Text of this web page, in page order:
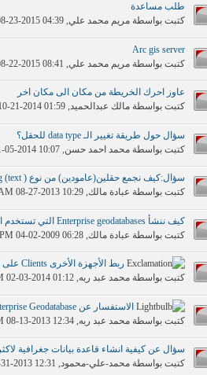
طلب مساعدة
كتبت بواسطة مريم محمد علي‏, 08-23-2015 04:39 PM
Arc gis server
كتبت بواسطة مريم محمد علي‏, 08-22-2015 08:41 PM
عاوز احرك الخريطة من مكان الى مكان اخر
كتبت بواسطة مالك عبدالحميد‏, 10-21-2014 01:59 PM
سؤال حول طريقة تغيير الـ data type للحقل؟
كتبت بواسطة محمد احمد حسن‏, 01-05-2014 10:07 PM
سؤال:كيف نجمع حقلين(عامودين) من نوع ( string (text ليصبحوا ضمن عامود واحد
كتبت بواسطة عبادة مالك‏, 08-27-2013 10:29 AM
كيف ننشأ Enterprise geodatabases التي تستخدم الاوراكل
كتبت بواسطة عبادة مالك
ربط الأجهزة الأخرى Clients على قاعدة بيانات SQL SERVER 2012
كتبت بواسطة محمد عبد ربه‏, 02-03-2014 01:12 PM
الاستفسار عن Create Enterprise Geodatabase
كتبت بواسطة محمد عبد ربه
سؤال عن كيفية انشاء قاعدة بيانات جغرافية
كتبت بواسطة محمد-علي-محمود‏, 07-31-2013 12:31 PM